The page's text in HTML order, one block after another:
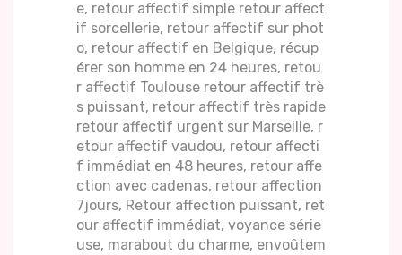
e, retour affectif simple retour affect
if sorcellerie, retour affectif sur phot
o, retour affectif en Belgique, récup
érer son homme en 24 heures, retou
r affectif Toulouse retour affectif trè
s puissant, retour affectif très rapide
retour affectif urgent sur Marseille, r
etour affectif vaudou, retour affecti
f immédiat en 48 heures, retour affe
ction avec cadenas, retour affection
7jours, Retour affection puissant, ret
our affectif immédiat, voyance série
use, marabout du charme, envoûtem